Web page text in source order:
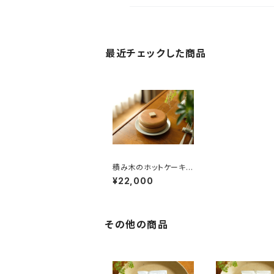
最近チェックした商品
積み木のホットケーキ 2
段
¥22,000
その他の商品